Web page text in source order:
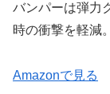
バンパーは弾力
時の衝撃を軽減。
Amazonで見る